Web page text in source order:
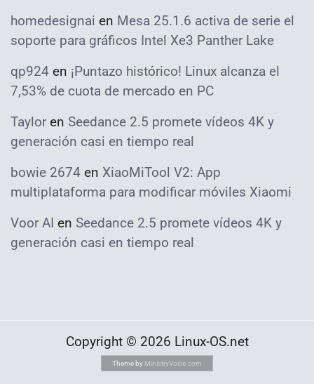
homedesignai en Mesa 25.1.6 activa de serie el
soporte para gráficos Intel Xe3 Panther Lake
qp924 en ¡Puntazo histórico! Linux alcanza el
7,53% de cuota de mercado en PC
Taylor en Seedance 2.5 promete vídeos 4K y
generación casi en tiempo real
bowie 2674 en XiaoMiTool V2: App
multiplataforma para modificar móviles Xiaomi
Voor AI en Seedance 2.5 promete vídeos 4K y
generación casi en tiempo real
Copyright © 2026 Linux-OS.net
Theme by MinistryVoice.com